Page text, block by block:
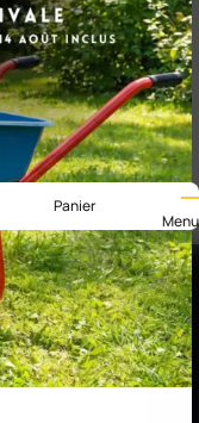
barrière
chantiers et
Panier
Menu